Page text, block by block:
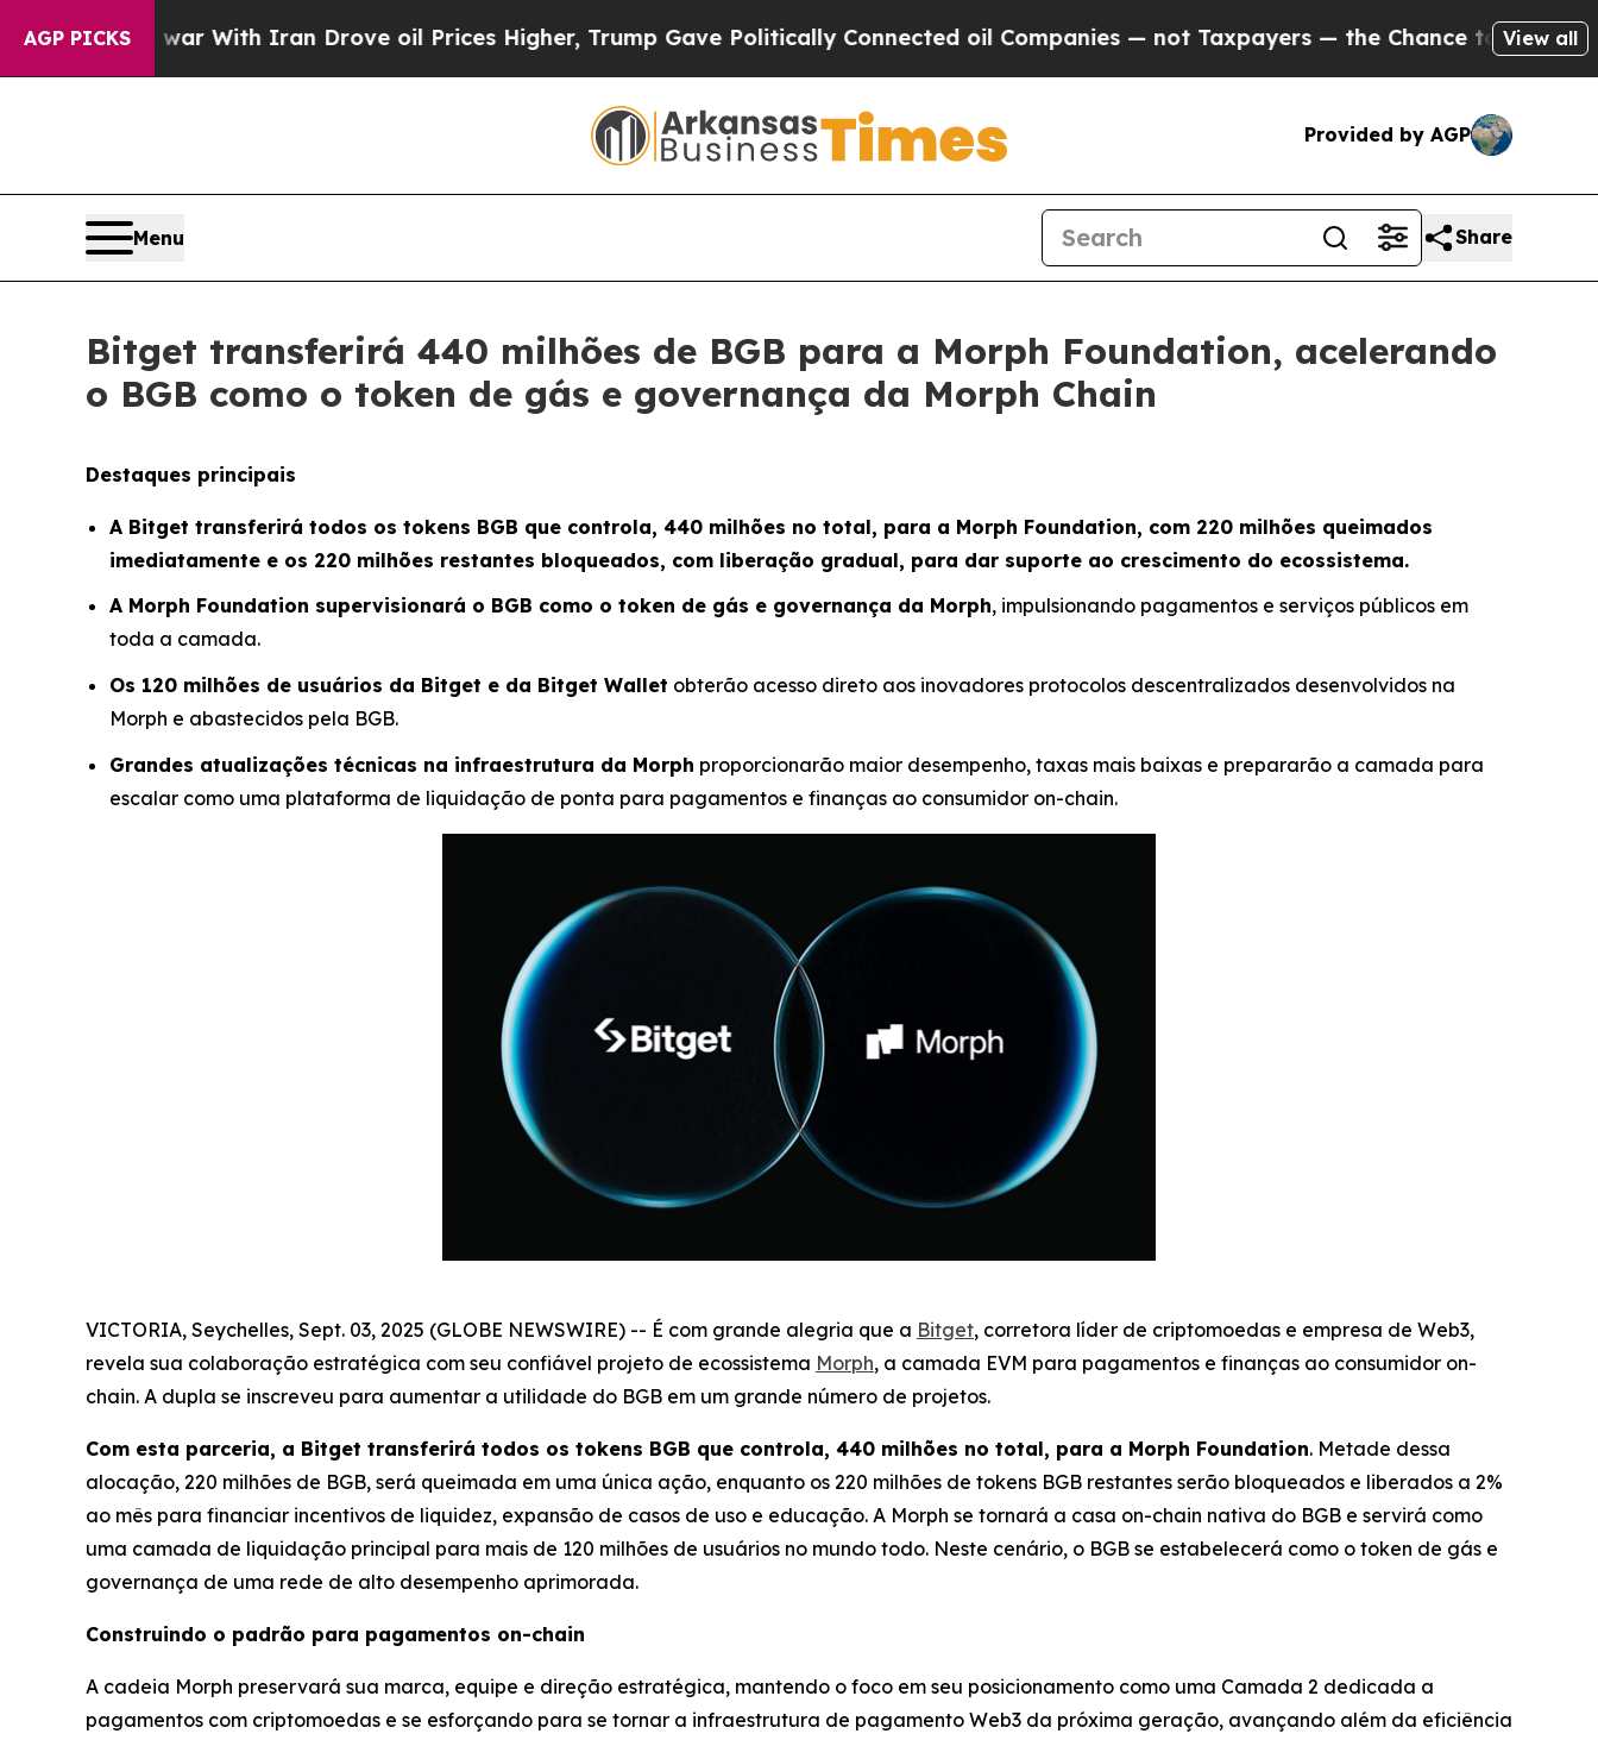
AGP PICKS
war With Iran Drove oil Prices Higher, Trump Gave Politically Connected oil Companies — not Taxpayers — the Chance to Cash in on Publicly
View all
Provided by AGP
Menu Share
Bitget transferirá 440 milhões de BGB para a Morph Foundation, acelerando
o BGB como o token de gás e governança da Morph Chain
Destaques principais
A Bitget transferirá todos os tokens BGB que controla, 440 milhões no total, para a Morph Foundation, com 220 milhões queimados
imediatamente e os 220 milhões restantes bloqueados, com liberação gradual, para dar suporte ao crescimento do ecossistema.
A Morph Foundation supervisionará o BGB como o token de gás e governança da Morph, impulsionando pagamentos e serviços públicos em
toda a camada.
Os 120 milhões de usuários da Bitget e da Bitget Wallet obterão acesso direto aos inovadores protocolos descentralizados desenvolvidos na
Morph e abastecidos pela BGB.
Grandes atualizações técnicas na infraestrutura da Morph proporcionarão maior desempenho, taxas mais baixas e prepararão a camada para
escalar como uma plataforma de liquidação de ponta para pagamentos e finanças ao consumidor on-chain.
VICTORIA, Seychelles, Sept. 03, 2025 (GLOBE NEWSWIRE) -- É com grande alegria que a Bitget, corretora líder de criptomoedas e empresa de Web3,
revela sua colaboração estratégica com seu confiável projeto de ecossistema Morph, a camada EVM para pagamentos e finanças ao consumidor on-
chain. A dupla se inscreveu para aumentar a utilidade do BGB em um grande número de projetos.
Com esta parceria, a Bitget transferirá todos os tokens BGB que controla, 440 milhões no total, para a Morph Foundation. Metade dessa
alocação, 220 milhões de BGB, será queimada em uma única ação, enquanto os 220 milhões de tokens BGB restantes serão bloqueados e liberados a 2%
ao mês para financiar incentivos de liquidez, expansão de casos de uso e educação. A Morph se tornará a casa on-chain nativa do BGB e servirá como
uma camada de liquidação principal para mais de 120 milhões de usuários no mundo todo. Neste cenário, o BGB se estabelecerá como o token de gás e
governança de uma rede de alto desempenho aprimorada.
Construindo o padrão para pagamentos on-chain
A cadeia Morph preservará sua marca, equipe e direção estratégica, mantendo o foco em seu posicionamento como uma Camada 2 dedicada a
pagamentos com criptomoedas e se esforçando para se tornar a infraestrutura de pagamento Web3 da próxima geração, avançando além da eficiência